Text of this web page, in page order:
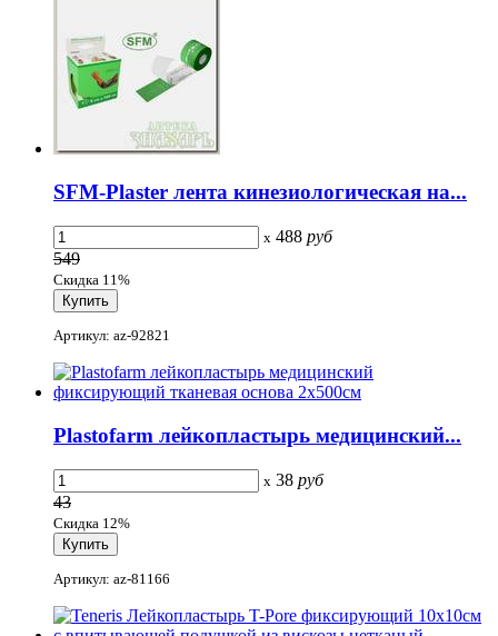
SFM-Plaster лента кинезиологическая на...
x 488 руб
549
Скидка 11%
Артикул: az-92821
Plastofarm лейкопластырь медицинский...
x 38 руб
43
Скидка 12%
Артикул: az-81166